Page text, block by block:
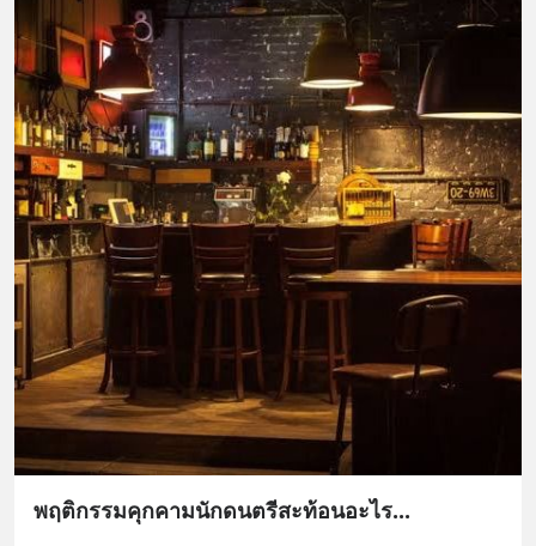
พฤติกรรมคุกคามนักดนตรีสะท้อนอะไร...